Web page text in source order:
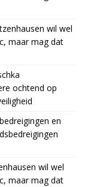
wil wel
maar mag dat
ochtend op
en
wil wel
maar mag dat